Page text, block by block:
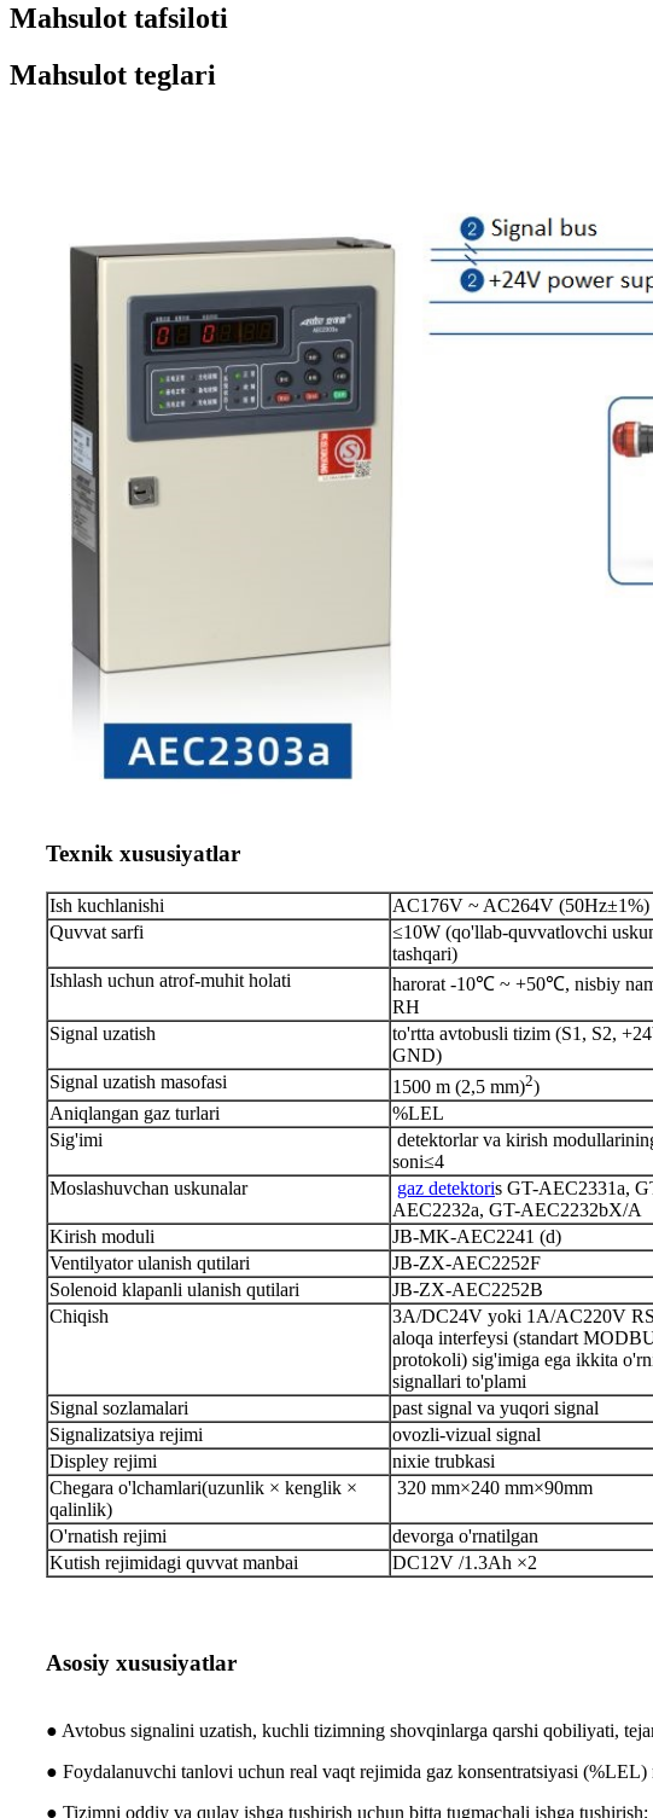
Mahsulot tafsiloti
Mahsulot teglari
Texnik xususiyatlar
Ish kuchlanishi
AC176V ~ AC264V (50Hz±1%)
Quvvat sarfi
≤10W (qo'llab-quvvatlovchi
tashqari)
Ishlash uchun atrof-muhit holati
harorat -10℃ ~ +50℃, nisbiy
RH
Signal uzatish
to'rtta avtobusli tizim (S1, S2,
GND)
Signal uzatish masofasi
1500 m (2,5 mm)2)
Aniqlangan gaz turlari
%LEL
Sig'imi
detektorlar va kirish
soni≤4
Moslashuvchan uskunalar
gaz detektoris GT-AEC2331a,
AEC2232a, GT-AEC2232bX/A
Kirish moduli
JB-MK-AEC2241 (d)
Ventilyator ulanish qutilari
JB-ZX-AEC2252F
Solenoid klapanli ulanish qutilari
JB-ZX-AEC2252B
Chiqish
3A/DC24V yoki 1A/AC220V
aloqa interfeysi (standart
protokoli) sig'imiga ega ikkita
signallari to'plami
Signal sozlamalari
past signal va yuqori signal
Signalizatsiya rejimi
ovozli-vizual signal
Displey rejimi
nixie trubkasi
Chegara o'lchamlari(uzunlik × kenglik ×
qalinlik)
320 mm×240 mm×90mm
O'rnatish rejimi
devorga o'rnatilgan
Kutish rejimidagi quvvat manbai
DC12V /1.3Ah ×2
Asosiy xususiyatlar
● Avtobus signalini uzatish, kuchli tizimning shovqinlarga qarshi qobiliyati,
● Foydalanuvchi tanlovi uchun real vaqt rejimida gaz konsentratsiyasi
● Tizimni oddiy va qulay ishga tushirish uchun bitta tugmachali ishga tushirish;